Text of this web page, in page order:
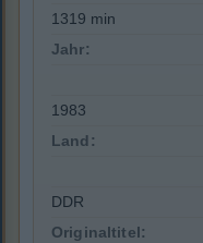
1319 min
Jahr:
1983
Land:
DDR
Originaltitel: